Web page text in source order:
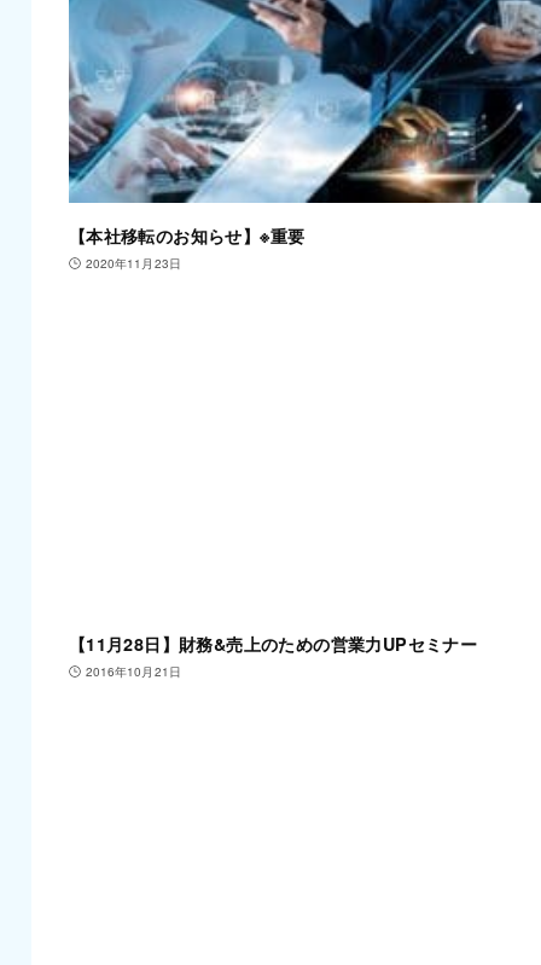
【本社移転のお知らせ】※重要
2020年11月23日
【11月28日】財務&売上のための営業力UPセミナー
2016年10月21日